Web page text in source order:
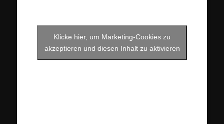
Klicke hier, um Marketing-Cookies zu
akzeptieren und diesen Inhalt zu aktivieren